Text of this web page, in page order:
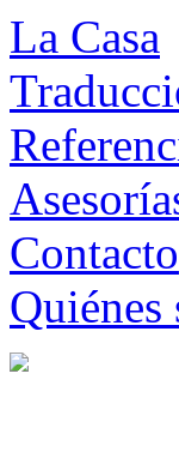
La Casa
Contacto
Quiénes